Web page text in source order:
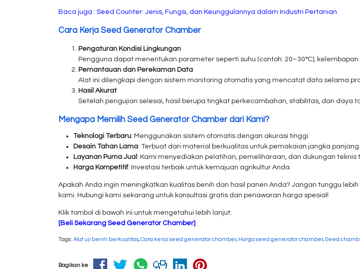
Baca juga : Seed Counter: Jenis, Fungsi, dan Keunggulannya dalam Industri Pertanian
Cara Kerja Seed Generator Chamber
Pengaturan Kondisi Lingkungan
Pengguna dapat menentukan parameter seperti suhu (contoh: 20–30°C),
Pemantauan dan Perekaman Data
Alat ini dilengkapi dengan sistem monitoring otomatis yang mencatat data selama
Hasil Akurat
Setelah pengujian selesai, hasil berupa tingkat perkecambahan, stabilitas, dan daya
Mengapa Memilih Seed Generator Chamber dari Kami?
Teknologi Terbaru: Menggunakan sistem otomatis dengan akurasi tinggi.
Desain Tahan Lama: Terbuat dari material berkualitas untuk pemakaian jangka panjang.
Layanan Purna Jual : Kami menyediakan pelatihan, pemeliharaan, dan dukungan teknis
Harga Kompetitif: Investasi terbaik untuk kemajuan agrikultur Anda.
Apakah Anda ingin meningkatkan kualitas benih dan hasil panen Anda? Jangan tunggu
kami. Hubungi kami sekarang untuk konsultasi gratis dan penawaran harga spesial!
Klik tombol di bawah ini untuk mengetahui lebih lanjut:
[Beli Sekarang Seed Generator Chamber]
Tags: Alat uji benih berkualitas,Cara kerja seed generator chamber, Harga seed generator chamber,Seed
Bagikan ke